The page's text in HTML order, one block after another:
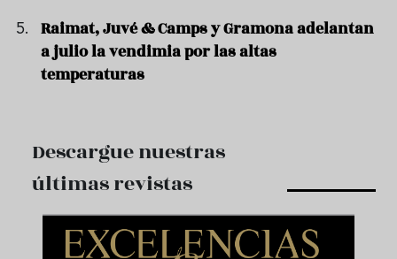
Raimat, Juvé & Camps y Gramona adelantan
a julio la vendimia por las altas
temperaturas
Descargue nuestras
últimas revistas